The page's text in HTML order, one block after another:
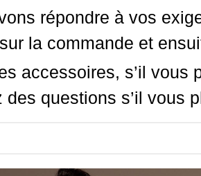
répondre à vos
la commande et
accessoires, s’il
des questions s’il vous